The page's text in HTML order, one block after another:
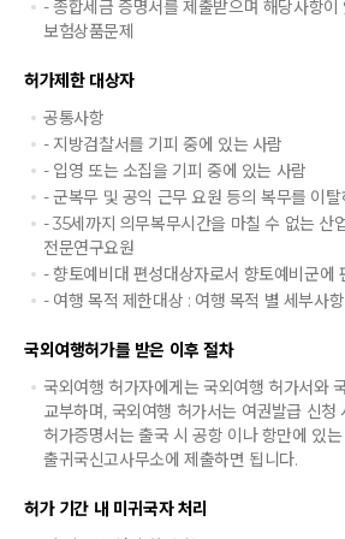
- 종합세금 증명서를 제출받으며 해당사항
보험상품문제
허가제한 대상자
공통사항
- 지방검찰서를 기피 중에 있는 사람
- 입영 또는 소집을 기피 중에 있는 사람
- 군복무 및 공익 근무 요원 등의 복무를 이
- 35세까지 의무복무시간을 마칠 수 없는 산
전문연구요원
- 향토예비대 편성대상자로서 향토예비군에
- 여행 목적 제한대상 : 여행 목적 별 세부사
국외여행허가를 받은 이후 절차
국외여행 허가자에게는 국외여행 허가서와
교부하며, 국외여행 허가서는 여권발급 신청
허가증명서는 출국 시 공항 이나 항만에 있
출귀국신고사무소에 제출하면 됩니다.
허가 기간 내 미귀국자 처리